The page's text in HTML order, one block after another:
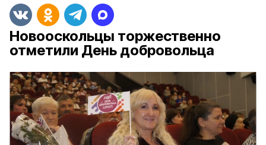
Новооскольцы торжественно
отметили День добровольца